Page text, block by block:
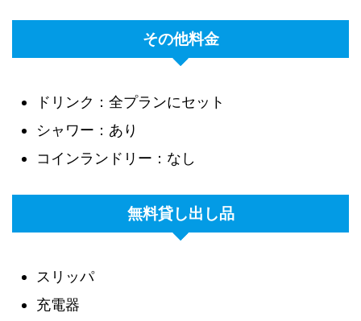
その他料金
ドリンク：全プランにセット
シャワー：あり
コインランドリー：なし
無料貸し出し品
スリッパ
充電器